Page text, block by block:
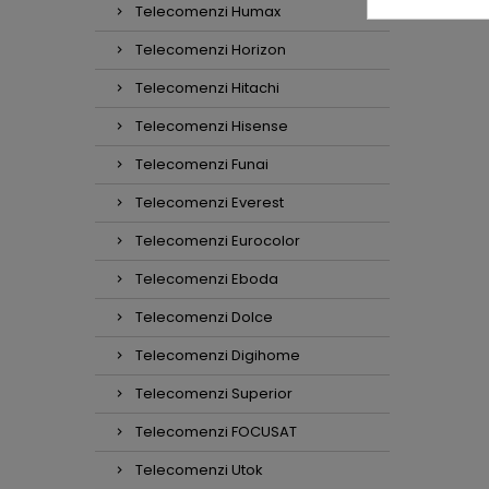
Telecomenzi Humax
Telecomenzi Horizon
Telecomenzi Hitachi
Telecomenzi Hisense
Telecomenzi Funai
Telecomenzi Everest
Telecomenzi Eurocolor
Telecomenzi Eboda
Telecomenzi Dolce
Telecomenzi Digihome
Telecomenzi Superior
Telecomenzi FOCUSAT
Telecomenzi Utok